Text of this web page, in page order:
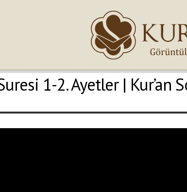
1-2. Ayetler | Kur’an